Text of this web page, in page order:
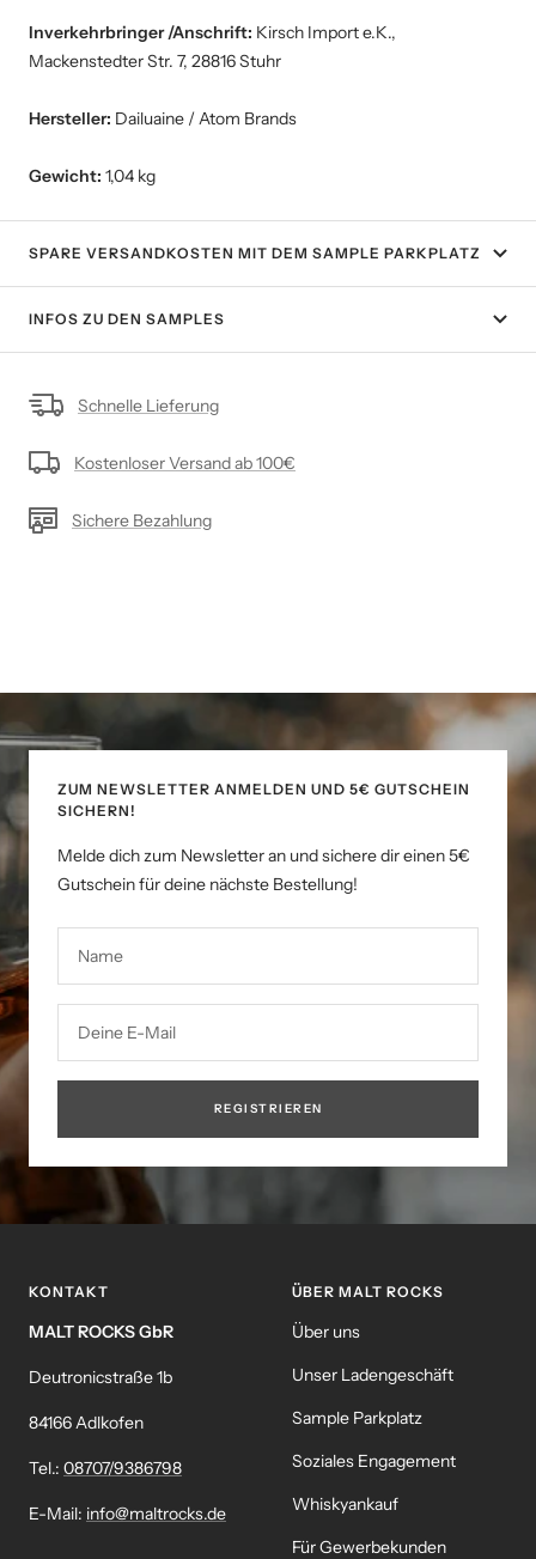
Inverkehrbringer /Anschrift: Kirsch Import e.K.,
Mackenstedter Str. 7, 28816 Stuhr
Hersteller: Dailuaine / Atom Brands
Gewicht: 1,04 kg
SPARE VERSANDKOSTEN MIT DEM SAMPLE PARKPLATZ
INFOS ZU DEN SAMPLES
Schnelle Lieferung
Kostenloser Versand ab 100€
Sichere Bezahlung
ZUM NEWSLETTER ANMELDEN UND 5€ GUTSCHEIN
SICHERN!
Melde dich zum Newsletter an und sichere dir einen 5€
Gutschein für deine nächste Bestellung!
Name
Deine E-Mail
REGISTRIEREN
KONTAKT
MALT ROCKS GbR
Deutronicstraße 1b
84166 Adlkofen
Tel.: 08707/9386798
E-Mail: info@maltrocks.de
ÜBER MALT ROCKS
Über uns
Unser Ladengeschäft
Sample Parkplatz
Soziales Engagement
Whiskyankauf
Für Gewerbekunden